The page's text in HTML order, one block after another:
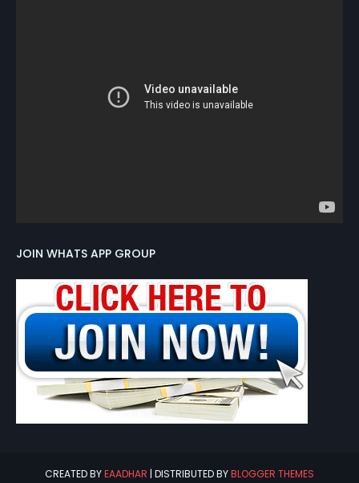
JOIN WHATS APP GROUP
CREATED BYEAADHAR | DISTRIBUTED BYBLOGGER THEMES